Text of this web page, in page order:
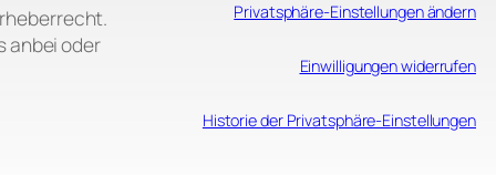
anbei oder
Privatsphäre-Einstellungen ändern
Einwilligungen widerrufen
Historie der Privatsphäre-Einstellungen